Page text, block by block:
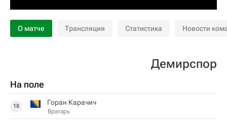
О матче Трансляция Статистика Новости
Демирспор
На поле
18 Горан Карачич
Вратарь